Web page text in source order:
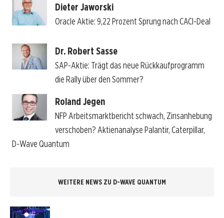
Dieter Jaworski
Oracle Aktie: 9,22 Prozent Sprung nach CACI-Deal
Dr. Robert Sasse
SAP-Aktie: Trägt das neue Rückkaufprogramm
die Rally über den Sommer?
Roland Jegen
NFP Arbeitsmarktbericht schwach, Zinsanhebung
verschoben? Aktienanalyse Palantir, Caterpillar,
D-Wave Quantum
WEITERE NEWS ZU D-WAVE QUANTUM